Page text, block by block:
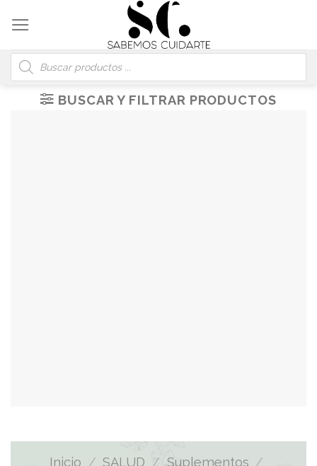
content
Búsqueda
de
productos
BUSCAR Y FILTRAR PRODUCTOS
Inicio / SALUD / Suplementos /